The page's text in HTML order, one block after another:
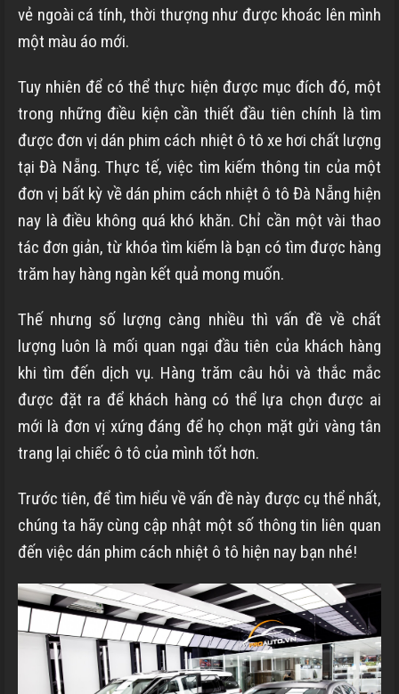
vẻ ngoài cá tính, thời thượng như được khoác lên mình
một màu áo mới.
Tuy nhiên để có thể thực hiện được mục đích đó, một
trong những điều kiện cần thiết đầu tiên chính là tìm
được đơn vị dán phim cách nhiệt ô tô xe hơi chất lượng
tại Đà Nẵng. Thực tế, việc tìm kiếm thông tin của một
đơn vị bất kỳ về dán phim cách nhiệt ô tô Đà Nẵng hiện
nay là điều không quá khó khăn. Chỉ cần một vài thao
tác đơn giản, từ khóa tìm kiếm là bạn có tìm được hàng
trăm hay hàng ngàn kết quả mong muốn.
Thế nhưng số lượng càng nhiều thì vấn đề về chất
lượng luôn là mối quan ngại đầu tiên của khách hàng
khi tìm đến dịch vụ. Hàng trăm câu hỏi và thắc mắc
được đặt ra để khách hàng có thể lựa chọn được ai
mới là đơn vị xứng đáng để họ chọn mặt gửi vàng tân
trang lại chiếc ô tô của mình tốt hơn.
Trước tiên, để tìm hiểu về vấn đề này được cụ thể nhất,
chúng ta hãy cùng cập nhật một số thông tin liên quan
đến việc dán phim cách nhiệt ô tô hiện nay bạn nhé!